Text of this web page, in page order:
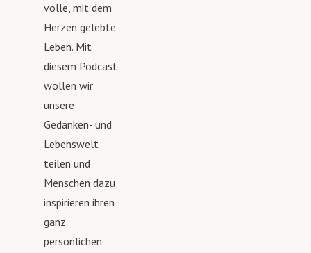
volle, mit dem
Herzen gelebte
Leben. Mit
diesem Podcast
wollen wir
unsere
Gedanken- und
Lebenswelt
teilen und
Menschen dazu
inspirieren ihren
ganz
persönlichen